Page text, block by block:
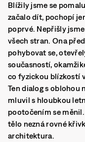
Blížily jsme se
začalo dít, pochopí
poprvé. Nepřišly
všech stran. Ona
pohybovat se,
současností,
co fyzickou blízkostí
Ten dialog s oblohou
mluvil s hloubkou
pootočením se měnil.
tělo nezná rovné
architektura.